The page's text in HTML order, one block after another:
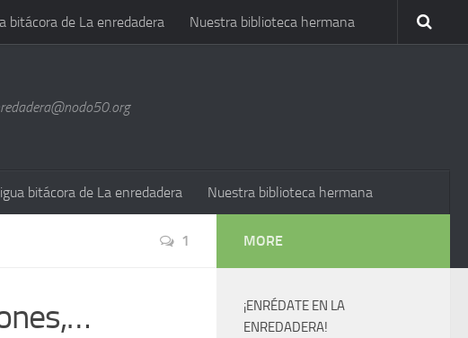
bitácora de La enredadera Nuestra biblioteca hermana
bitácora de La enredadera Nuestra biblioteca hermana
1 MORE
¡ENRÉDATE EN LA
ENREDADERA!